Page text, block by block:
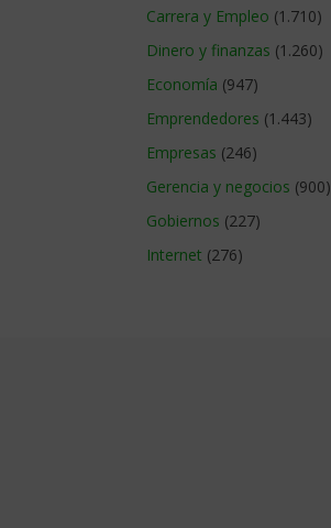
Carrera y Empleo (1.710)
Dinero y finanzas (1.260)
Economía (947)
Emprendedores (1.443)
Empresas (246)
Gerencia y negocios (900)
Gobiernos (227)
Internet (276)